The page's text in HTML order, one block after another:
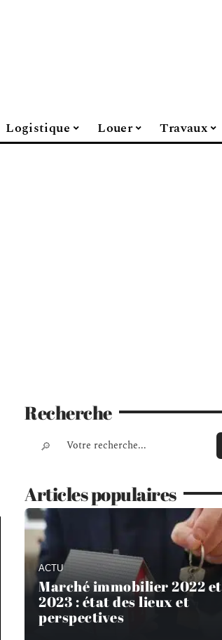
Logistique Louer Travaux
Recherche
Articles populaires
ACTU
Marché immobilier 2022 et
2023 : état des lieux et
perspectives